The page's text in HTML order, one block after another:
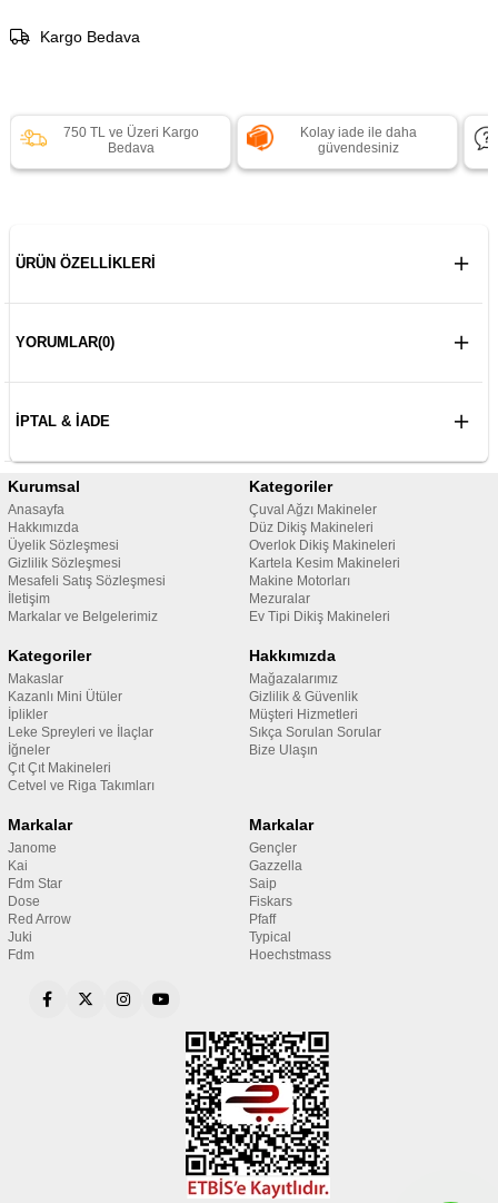
Kargo Bedava
750 TL ve Üzeri Kargo
Bedava
Kolay iade ile daha
güvendesiniz
ÜRÜN ÖZELLIKLERI
YORUMLAR(0)
İPTAL & İADE
Kurumsal
Anasayfa
Hakkımızda
Üyelik Sözleşmesi
Gizlilik Sözleşmesi
Mesafeli Satış Sözleşmesi
İletişim
Markalar ve Belgelerimiz
Kategoriler
Çuval Ağzı Makineler
Düz Dikiş Makineleri
Overlok Dikiş Makineleri
Kartela Kesim Makineleri
Makine Motorları
Mezuralar
Ev Tipi Dikiş Makineleri
Kategoriler
Makaslar
Kazanlı Mini Ütüler
İplikler
Leke Spreyleri ve İlaçlar
İğneler
Çıt Çıt Makineleri
Cetvel ve Riga Takımları
Hakkımızda
Mağazalarımız
Gizlilik & Güvenlik
Müşteri Hizmetleri
Sıkça Sorulan Sorular
Bize Ulaşın
Markalar
Janome
Kai
Fdm Star
Dose
Red Arrow
Juki
Fdm
Markalar
Gençler
Gazzella
Saip
Fiskars
Pfaff
Typical
Hoechstmass